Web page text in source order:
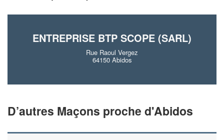
ENTREPRISE BTP SCOPE (SARL)
Rue Raoul Vergez
64150 Abidos
D’autres Maçons proche d'Abidos